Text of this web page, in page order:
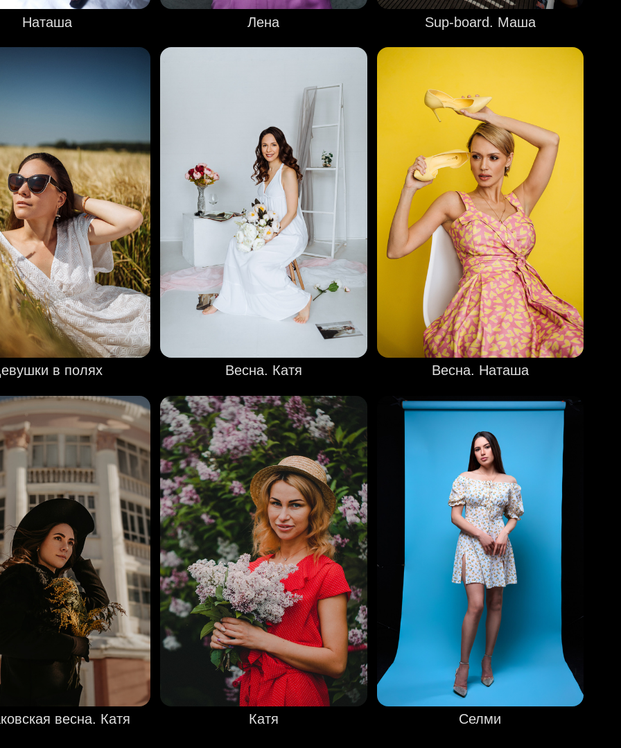
Наташа Лена Sup-board. Маша
в полях Весна. Катя Весна. Наташа
весна. Катя Катя Селми